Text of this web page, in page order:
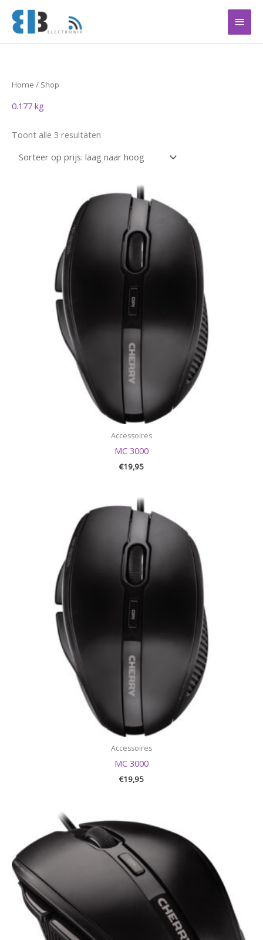
naar
inhoud
Home / Shop
0.177 kg
Toont alle 3 resultaten
Accessoires
MC 3000
€19,95
Accessoires
MC 3000
€19,95